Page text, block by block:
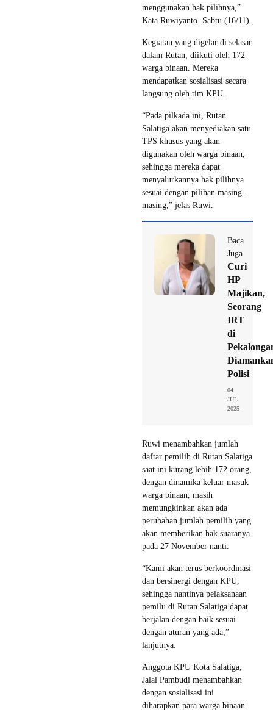
menggunakan hak pilihnya,”
Kata Ruwiyanto. Sabtu (16/11).
Kegiatan yang digelar di selasar
dalam Rutan, diikuti oleh 172
warga binaan. Mereka
mendapatkan sosialisasi secara
langsung oleh tim KPU.
“Pada pilkada ini, Rutan
Salatiga akan menyediakan satu
TPS khusus yang akan
digunakan oleh warga binaan,
sehingga mereka dapat
menyalurkannya hak pilihnya
sesuai dengan pilihan masing-
masing,” jelas Ruwi.
Baca
Juga
Curi
HP
Majikan,
Seorang
IRT
di
Polisi
04
JUL
2025
Ruwi menambahkan jumlah
daftar pemilih di Rutan Salatiga
saat ini kurang lebih 172 orang,
dengan dinamika keluar masuk
warga binaan, masih
memungkinkan akan ada
perubahan jumlah pemilih yang
akan memberikan hak suaranya
pada 27 November nanti.
“Kami akan terus berkoordinasi
dan bersinergi dengan KPU,
sehingga nantinya pelaksanaan
pemilu di Rutan Salatiga dapat
berjalan dengan baik sesuai
dengan aturan yang ada,”
lanjutnya.
Anggota KPU Kota Salatiga,
Jalal Pambudi menambahkan
dengan sosialisasi ini
diharapkan para warga binaan